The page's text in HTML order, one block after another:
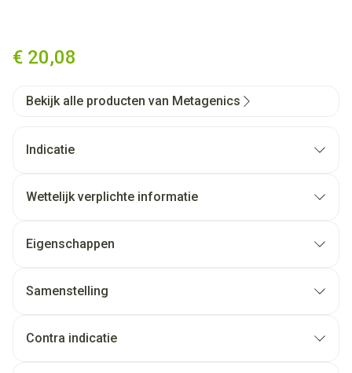
€ 20,08
Bekijk alle producten van Metagenics
Indicatie
Wettelijk verplichte informatie
Eigenschappen
Samenstelling
Contra indicatie